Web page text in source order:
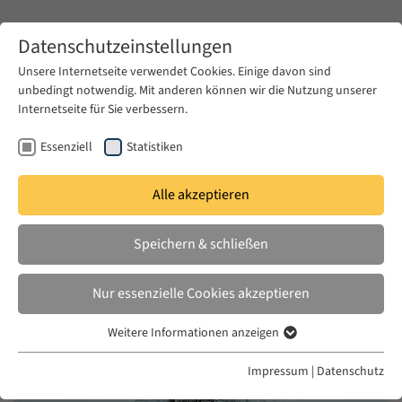
Zum Hauptinhalt springen
Aktuelles
MI. 14 JUNI 2023
Datenschutzeinstellungen
Unsere Internetseite verwendet Cookies. Einige davon sind
unbedingt notwendig. Mit anderen können wir die Nutzung unserer
Internetseite für Sie verbessern.
Essenziell Statistiken
Alle akzeptieren
Speichern & schließen
Nur essenzielle Cookies akzeptieren
Essenzielle Cookies werden für grundlegende Funktionen der
Weitere Informationen anzeigen
Impressum | Datenschutz